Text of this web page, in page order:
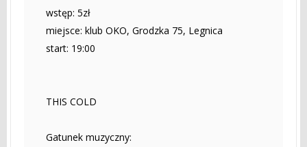
wstęp: 5zł
miejsce: klub OKO, Grodzka 75, Legnica
start: 19:00
THIS COLD
Gatunek muzyczny: